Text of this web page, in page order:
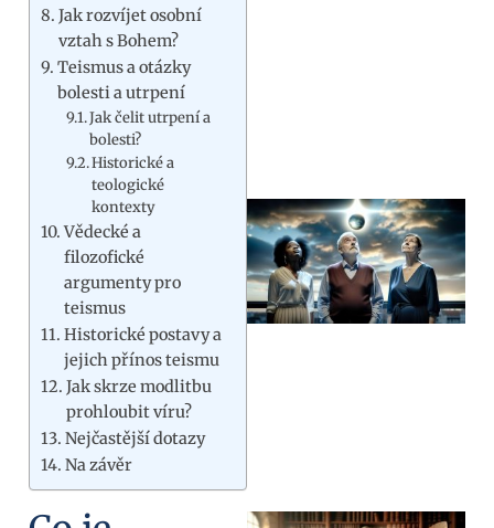
Jak rozvíjet osobní
vztah s Bohem?
Teismus a otázky
bolesti a utrpení
Jak čelit utrpení a
bolesti?
Historické a
teologické
kontexty
Vědecké a
filozofické
argumenty pro
teismus
Historické postavy a
jejich přínos teismu
Jak skrze modlitbu
prohloubit víru?
Nejčastější dotazy
Na závěr